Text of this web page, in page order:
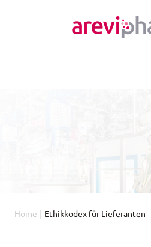
Home | Ethikkodex für Lieferanten